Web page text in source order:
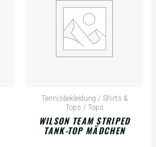
Tennisbekleidung / Shirts &
Tops / Tops
WILSON TEAM STRIPED
TANK-TOP MÄDCHEN